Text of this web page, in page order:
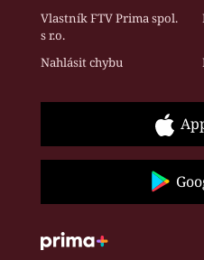
Vlastník FTV Prima spol.
s r.o.
Nahlásit chybu